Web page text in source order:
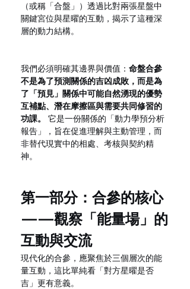
（或稱「合盤」）透過比對兩張星盤中
關鍵宮位與星曜的互動，揭示了這種深
層的動力結構。
我們必須明確其邊界與價值： 命盤合參
不是為了預測關係的吉凶成敗，而是為
了「預見」關係中可能自然湧現的優勢
互補點、潛在摩擦區與需要共同修習的
功課。
它是一份關係的「動力學預分析
報告」，旨在促進理解與主動管理，而
非替代現實中的相處、考核與契約精
神。
第一部分：合參的核心
——觀察「能量場」的
互動與交流
現代化的合參，應聚焦於三個層次的能
量互動，這比單純看「對方星曜是否
吉」更有意義。